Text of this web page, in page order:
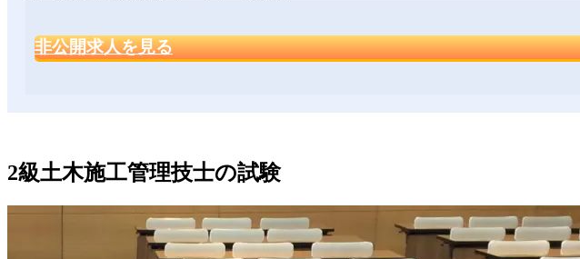
非公開求人を見る
2級土木施工管理技士の試験